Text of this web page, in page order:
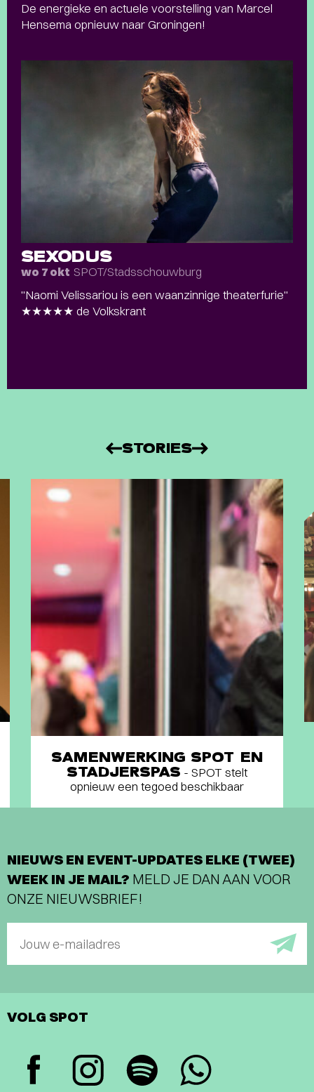
De energieke en actuele voorstelling van Marcel
Hensema opnieuw naar Groningen!
SEXODUS
wo 7 okt SPOT/Stadsschouwburg
"Naomi Velissariou is een waanzinnige theaterfurie"
★★★★★ de Volkskrant
STORIES
SAMENWERKING SPOT EN
STADJERSPAS - SPOT stelt
opnieuw een tegoed beschikbaar
NIEUWS EN EVENT-UPDATES ELKE (TWEE)
WEEK IN JE MAIL? MELD JE DAN AAN VOOR
ONZE NIEUWSBRIEF!
Jouw e-mailadres
VOLG SPOT